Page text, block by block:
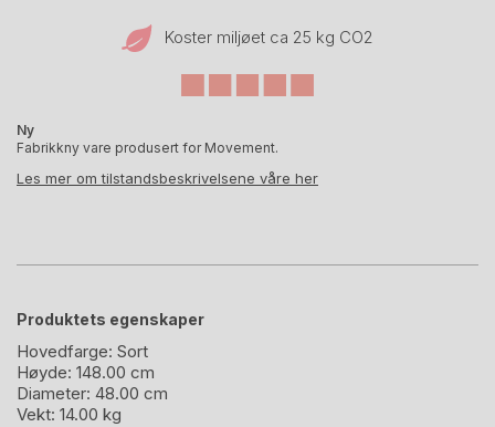
Koster miljøet ca 25 kg CO2
Ny
Fabrikkny vare produsert for Movement.
Les mer om tilstandsbeskrivelsene våre her
Produktets egenskaper
Hovedfarge: Sort
Høyde: 148.00 cm
Diameter: 48.00 cm
Vekt: 14.00 kg